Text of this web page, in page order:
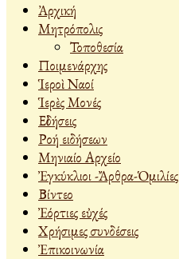
Ἀρχική
Μητρόπολις
Τοποθεσία
Ποιμενάρχης
Ἱεροὶ Ναοί
Ἱερὲς Μονές
Εἰδήσεις
Ροή ειδήσεων
Μηνιαίο Αρχείο
Ἐγκύκλιοι -Ἄρθρα-Ὁμιλίες
Βίντεο
Ἐόρτιες εὐχές
Χρήσιμες συνδέσεις
Ἐπικοινωνία